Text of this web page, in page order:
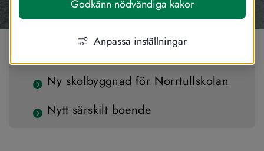
Godkänn nödvändiga kakor
Anpassa inställningar
Kommunala byggprojekt
Mötesplats Mariannelund
Ny skolbyggnad för Norrtullskolan
Nytt särskilt boende